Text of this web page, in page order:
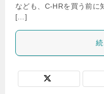
なども、C-HRを買う前に
[…]